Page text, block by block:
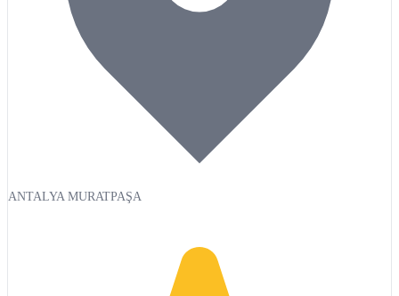
ANTALYA MURATPAŞA